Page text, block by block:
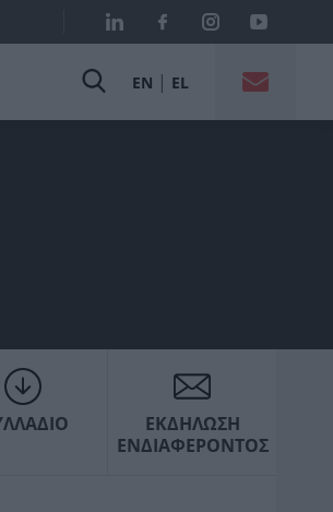
EN | EL
ΕΚΔΗΛΩΣΗ
ΕΝΔΙΑΦΕΡΟΝΤΟΣ